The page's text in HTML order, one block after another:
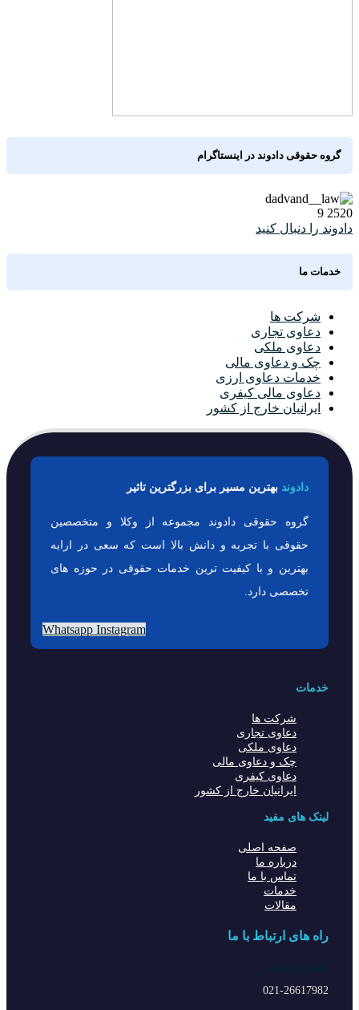
گروه حقوقی دادوند در اینستاگرام
2520
9
دادوند را دنبال کنید
خدمات ما
شرکت ها
دعاوی تجاری
دعاوی ملکی
چک و دعاوی مالی
خدمات دعاوی ارزی
دعاوی مالی کیفری
ایرانیان خارج از کشور
دادوند بهترین مسیر برای بزرگترین تاثیر
گروه حقوقی دادوند مجموعه از وکلا و متخصصین
حقوقی با تجربه و دانش بالا است که سعی در ارایه
بهترین و با کیفیت ترین خدمات حقوقی در حوزه های
تخصصی دارد.
Whatsapp Instagram
خدمات
شرکت ها
دعاوی تجاری
دعاوی ملکی
چک و دعاوی مالی
دعاوی کیفری
ایرانیان خارج از کشور
لینک های مفید
صفحه اصلی
درباره ما
تماس با ما
خدمات
مقالات
راه های ارتباط با ما
021-26617982